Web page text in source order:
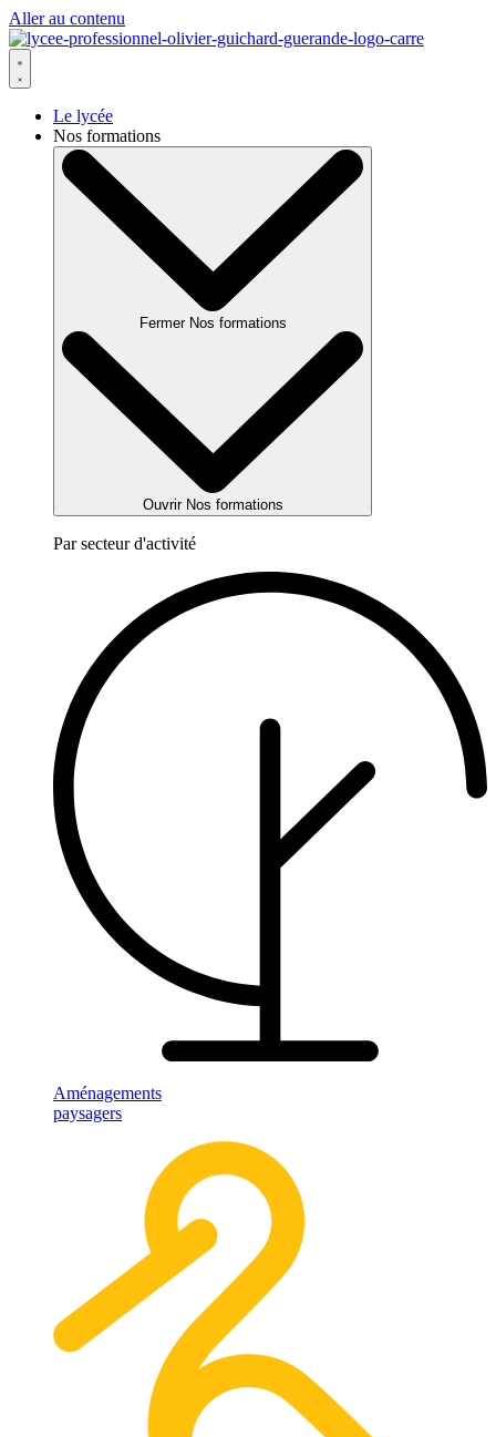
Aller au contenu
Le lycée
Nos formations
Fermer Nos formations
Ouvrir Nos formations
Par secteur d'activité
Aménagements
paysagers